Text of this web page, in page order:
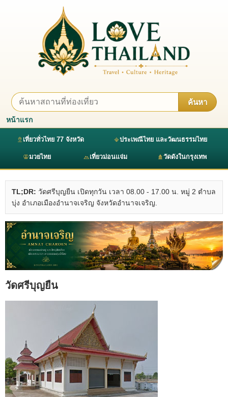
ค้นหา
หน้าแรก
เที่ยวทั่วไทย 77 จังหวัด ประเพณีไทย และวัฒนธรรมไทย
มวยไทย เที่ยวม่อนแจ่ม วัดดังในกรุงเทพ
TL;DR: วัดศรีบุญยืน เปิดทุกวัน เวลา 08.00 - 17.00 น. หมู่ 2 ตำบล
บุ่ง อำเภอเมืองอำนาจเจริญ จังหวัดอำนาจเจริญ.
วัดศรีบุญยืน